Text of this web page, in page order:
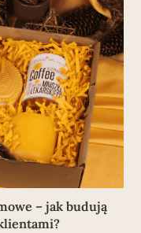
– jak budują